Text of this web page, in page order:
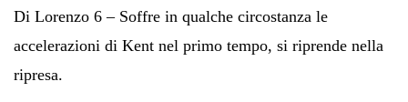
Di Lorenzo 6 – Soffre in qualche circostanza le
accelerazioni di Kent nel primo tempo, si riprende nella
ripresa.